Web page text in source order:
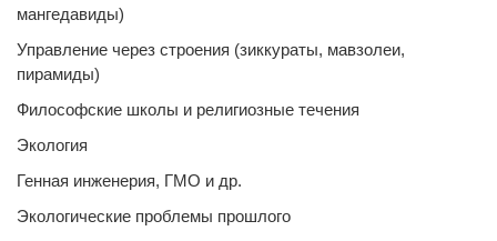
мангедавиды)
Управление через строения (зиккураты, мавзолеи,
пирамиды)
Философские школы и религиозные течения
Экология
Генная инженерия, ГМО и др.
Экологические проблемы прошлого